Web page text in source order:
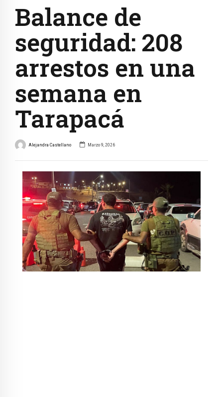
Balance de
seguridad: 208
arrestos en una
semana en
Tarapacá
Alejandra Castellano Marzo 9, 2026